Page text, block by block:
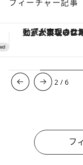
フィーチャー記事
【夏限定ディナーコース】旬を迎える稚鮎や花
3 /6
フ